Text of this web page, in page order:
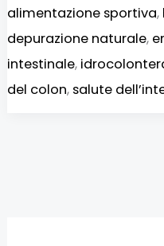
alimentazione sportiva,
depurazione naturale,
intestinale,
del colon, salute